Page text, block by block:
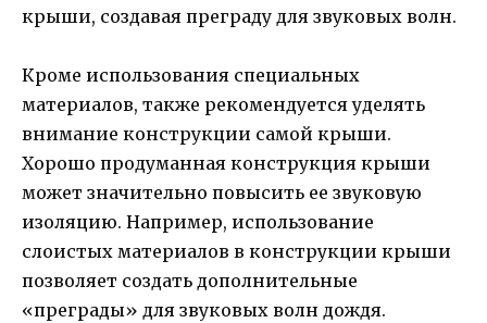
крыши, создавая преграду для звуковых волн.
Кроме использования специальных
материалов, также рекомендуется уделять
внимание конструкции самой крыши.
Хорошо продуманная конструкция крыши
может значительно повысить ее звуковую
изоляцию. Например, использование
слоистых материалов в конструкции крыши
позволяет создать дополнительные
«преграды» для звуковых волн дождя.